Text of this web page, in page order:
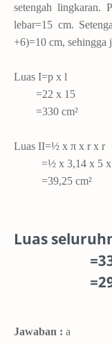
setengah lingkaran.
lebar=15 cm.
+6)=10 cm, sehingga
Luas I=p x l
=22 x 15
=330 cm²
Luas II=½ x π x r x r
=½ x 3,14 x 5 x
=39,25 cm²
Luas
=330 -
Jawaban : a